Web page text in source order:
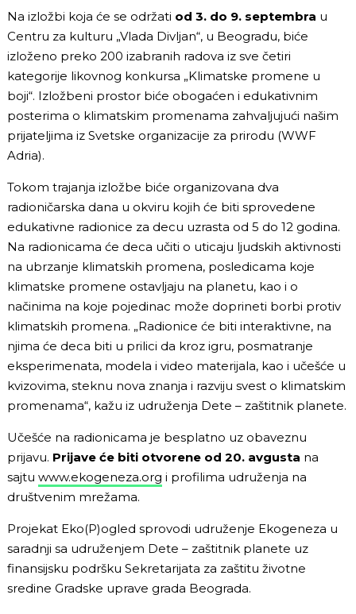
Na izložbi koja će se održati od 3. do 9. septembra u
Centru za kulturu „Vlada Divljan“, u Beogradu, biće
izloženo preko 200 izabranih radova iz sve četiri
kategorije likovnog konkursa „Klimatske promene u
boji“. Izložbeni prostor biće obogaćen i edukativnim
posterima o klimatskim promenama zahvaljujući našim
prijateljima iz Svetske organizacije za prirodu (WWF
Adria).
Tokom trajanja izložbe biće organizovana dva
radioničarska dana u okviru kojih će biti sprovedene
edukativne radionice za decu uzrasta od 5 do 12 godina.
Na radionicama će deca učiti o uticaju ljudskih aktivnosti
na ubrzanje klimatskih promena, posledicama koje
klimatske promene ostavljaju na planetu, kao i o
načinima na koje pojedinac može doprineti borbi protiv
klimatskih promena. „Radionice će biti interaktivne, na
njima će deca biti u prilici da kroz igru, posmatranje
eksperimenata, modela i video materijala, kao i učešće u
kvizovima, steknu nova znanja i razviju svest o klimatskim
promenama“, kažu iz udruženja Dete – zaštitnik planete.
Učešće na radionicama je besplatno uz obaveznu
prijavu. Prijave će biti otvorene od 20. avgusta na
sajtu www.ekogeneza.org i profilima udruženja na
društvenim mrežama.
Projekat Eko(P)ogled sprovodi udruženje Ekogeneza u
saradnji sa udruženjem Dete – zaštitnik planete uz
finansijsku podršku Sekretarijata za zaštitu životne
sredine Gradske uprave grada Beograda.